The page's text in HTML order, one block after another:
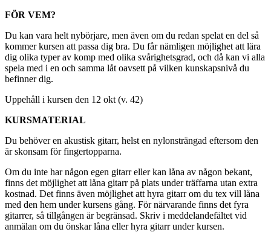
FÖR VEM?
Du kan vara helt nybörjare, men även om du redan spelat en del så
kommer kursen att passa dig bra. Du får nämligen möjlighet att lära
dig olika typer av komp med olika svårighetsgrad, och då kan vi alla
spela med i en och samma låt oavsett på vilken kunskapsnivå du
befinner dig.
Uppehåll i kursen den 12 okt (v. 42)
KURSMATERIAL
Du behöver en akustisk gitarr, helst en nylonsträngad eftersom den
är skonsam för fingertopparna.
Om du inte har någon egen gitarr eller kan låna av någon bekant,
finns det möjlighet att låna gitarr på plats under träffarna utan extra
kostnad. Det finns även möjlighet att hyra gitarr om du tex vill låna
med den hem under kursens gång. För närvarande finns det fyra
gitarrer, så tillgången är begränsad. Skriv i meddelandefältet vid
anmälan om du önskar låna eller hyra gitarr under kursen.